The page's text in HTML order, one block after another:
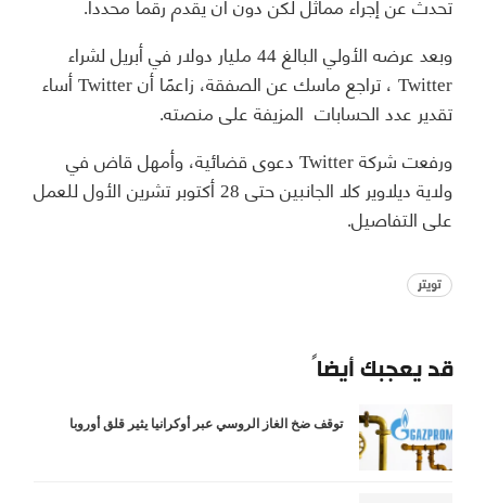
وبعد عرضه الأولي البالغ 44 مليار دولار في أبريل لشراء
Twitter ، تراجع ماسك عن الصفقة، زاعمًا أن Twitter أساء
تقدير عدد الحسابات المزيفة على منصته.
ورفعت شركة Twitter دعوى قضائية، وأمهل قاض في
ولاية ديلاوير كلا الجانبين حتى 28 أكتوبر تشرين الأول للعمل
على التفاصيل.
تويتر
قد يعجبك أيضاً
توقف ضخ الغاز الروسي عبر أوكرانيا يثير قلق أوروبا